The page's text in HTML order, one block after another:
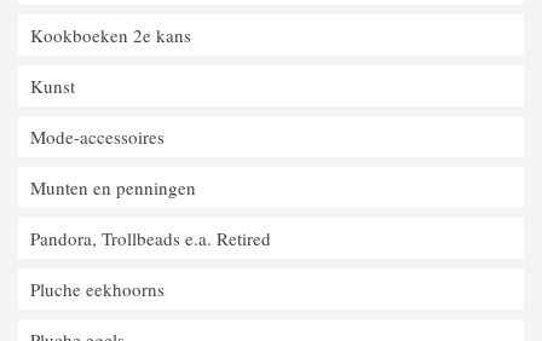
Kookboeken 2e kans
Kunst
Mode-accessoires
Munten en penningen
Pandora, Trollbeads e.a. Retired
Pluche eekhoorns